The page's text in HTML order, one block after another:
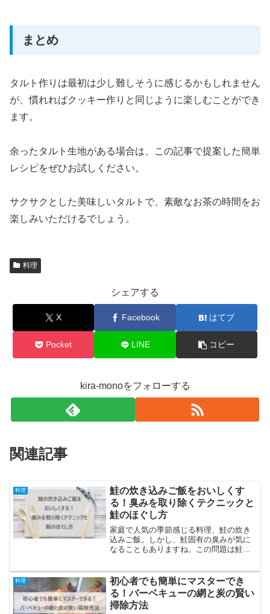
まとめ
タルト作りは最初は少し難しそうに感じるかもしれません
が、慣れればクッキー作りと同じように楽しむことができ
ます。
余ったタルト生地がある場合は、この記事で提案した簡単
レシピをぜひお試しください。
サクサクとした美味しいタルトで、素敵なお茶の時間をお
楽しみいただけるでしょう。
料理
シェアする
X Facebook はてブ
Pocket LINE コピー
kira-monoをフォローする
関連記事
料理
鮭の炊き込みご飯をおいしくす
る！臭みを取り除くテクニックと
鮭のほぐし方
家庭で人気の季節感じる料理、鮭の炊き
込みご飯。しかし、鮭固有の臭みが気に
なることもありますね。この問題は鮭の
層おいしくする秘訣を詳しくご紹介しま
す。鮭の炊き込みご飯を美...
料理
初心者でも簡単にマスターでき
る！バーベキューの網と炭の賢い
掃除方法